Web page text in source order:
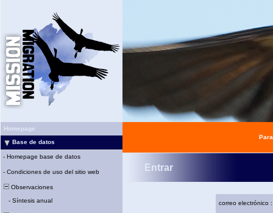
Homepage
Base de datos
- Homepage base de datos
- Condiciones de uso del sitio web
Observaciones
- Síntesis anual
Entrar
correo electrónico :